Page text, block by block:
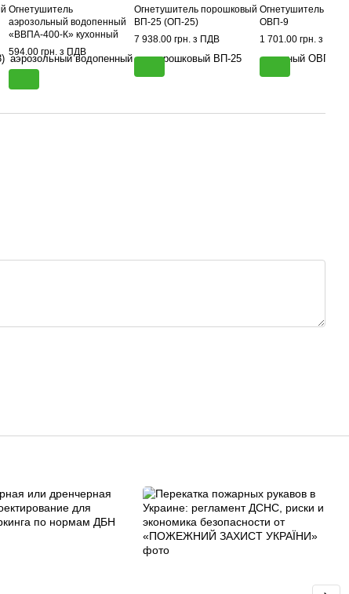
Огнетушитель
аэрозольный водопенный
«ВВПА-400-К» кухонный
594.00 грн. з ПДВ
Огнетушитель порошковый
ВП-25 (ОП-25)
7 938.00 грн. з ПДВ
Огнетушитель
ОВП-9
1 701.00 грн. з ПДВ